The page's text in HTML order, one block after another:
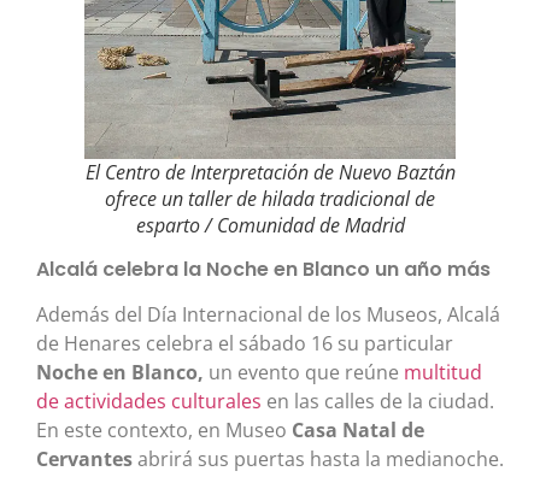
El Centro de Interpretación de Nuevo Baztán
ofrece un taller de hilada tradicional de
esparto / Comunidad de Madrid
Alcalá celebra la Noche en Blanco un año más
Además del Día Internacional de los Museos, Alcalá
de Henares celebra el sábado 16 su particular
Noche en Blanco, un evento que reúne multitud
de actividades culturales en las calles de la ciudad.
En este contexto, en Museo Casa Natal de
Cervantesabrirá sus puertas hasta la medianoche.